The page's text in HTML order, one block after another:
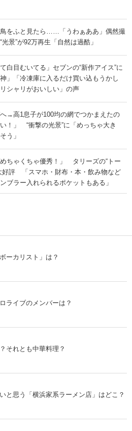
をふと見たら……「うわぁああ」偶然撮
景”が92万再生「自然は過酷」
白目むいてる」セブンの“新作アイス”に
神」「冷凍庫に入るだけ買い込もうかし
シャリがおいしい」の声
→高1息子が100均の網でつかまえたの
！」 “衝撃の光景”に「めっちゃ大き
う」
めちゃくちゃ優秀！」 タリーズの“トー
好評 「スマホ・財布・本・飲み物など
ブラー入れられるポケットもある」
ーカリスト」は？
ライブのメンバーは？
それとも中華料理？
と思う「横浜家系ラーメン店」はどこ？